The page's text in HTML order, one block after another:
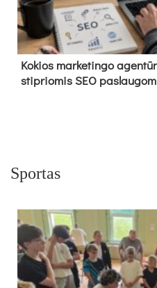
Kokios marketingo
stipriomis SEO
Sportas